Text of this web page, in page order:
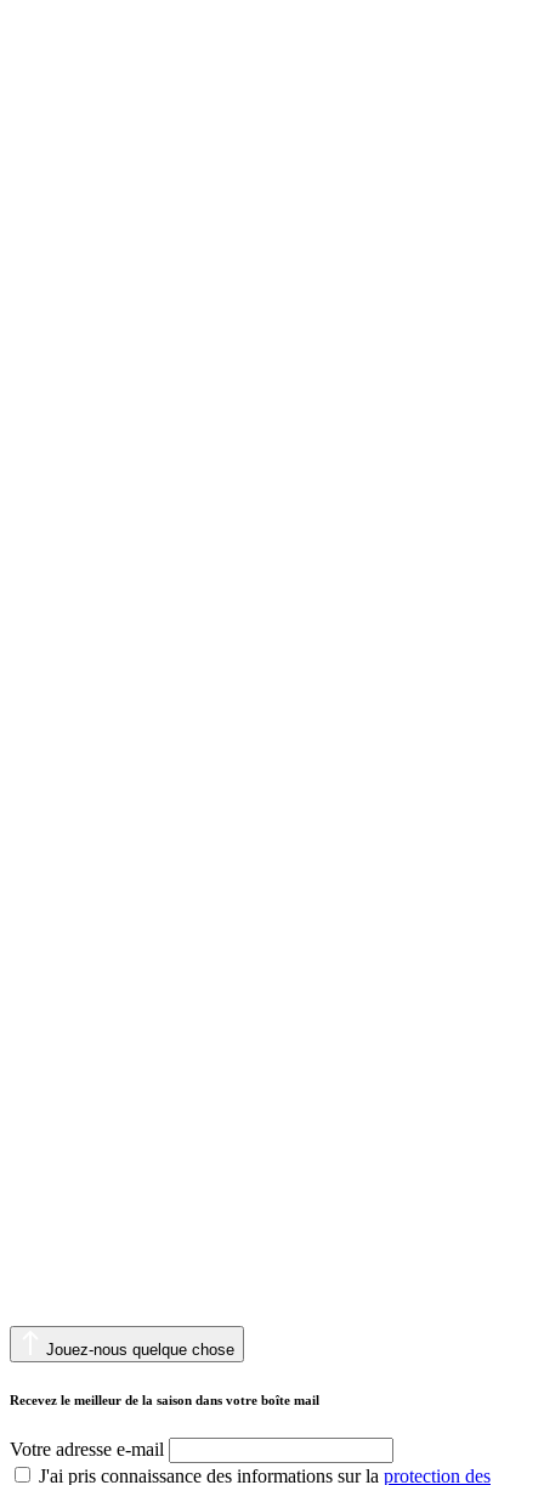
Jouez-nous quelque chose
Recevez le meilleur de la saison dans votre boîte mail
Votre adresse e-mail
J'ai pris connaissance des informations sur la protection des